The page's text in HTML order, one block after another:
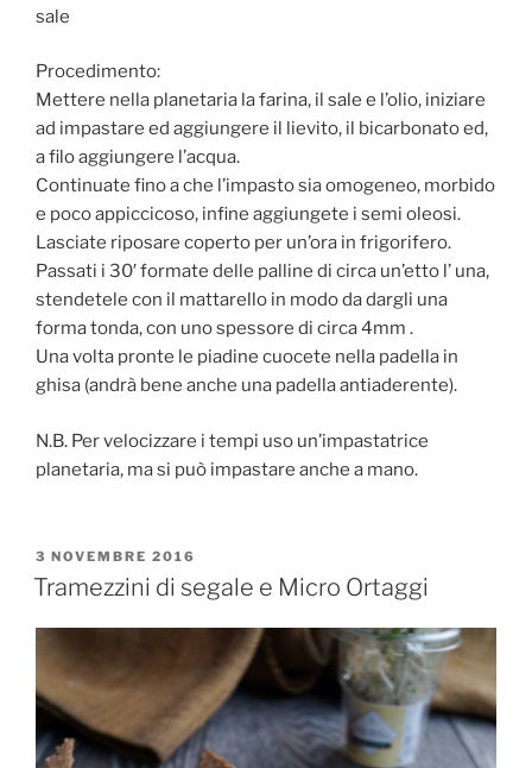
sale
Procedimento:
Mettere nella planetaria la farina, il sale e l’olio, iniziare
ad impastare ed aggiungere il lievito, il bicarbonato ed,
a filo aggiungere l’acqua.
Continuate fino a che l’impasto sia omogeneo, morbido
e poco appiccicoso, infine aggiungete i semi oleosi.
Lasciate riposare coperto per un’ora in frigorifero.
Passati i 30′ formate delle palline di circa un’etto l’ una,
stendetele con il mattarello in modo da dargli una
forma tonda, con uno spessore di circa 4mm .
Una volta pronte le piadine cuocete nella padella in
ghisa (andrà bene anche una padella antiaderente).
N.B. Per velocizzare i tempi uso un’impastatrice
planetaria, ma si può impastare anche a mano.
PUBBLICATO
IL
3 NOVEMBRE 2016
Tramezzini di segale e Micro Ortaggi